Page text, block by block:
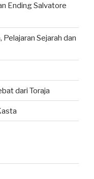
Ending Salvatore
Sejarah dan
dari Toraja